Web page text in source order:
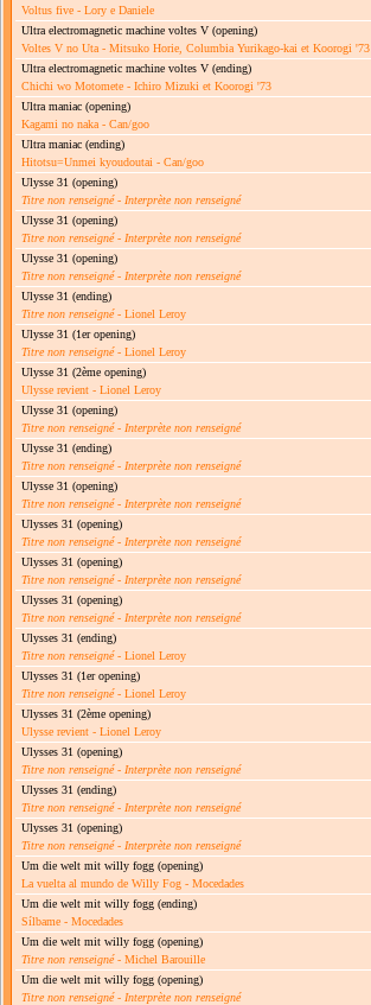
Voltus five - Lory e Daniele
Ultra electromagnetic machine voltes V (opening)
Voltes V no Uta - Mitsuko Horie, Columbia Yurikago-kai et Koorogi '73
Ultra electromagnetic machine voltes V (ending)
Chichi wo Motomete - Ichiro Mizuki et Koorogi '73
Ultra maniac (opening)
Kagami no naka - Can/goo
Ultra maniac (ending)
Hitotsu=Unmei kyoudoutai - Can/goo
Ulysse 31 (opening)
Titre non renseigné- Interprète non renseigné
Ulysse 31 (opening)
Titre non renseigné- Interprète non renseigné
Ulysse 31 (opening)
Titre non renseigné- Interprète non renseigné
Ulysse 31 (ending)
Titre non renseigné- Lionel Leroy
Ulysse 31 (1er opening)
Titre non renseigné- Lionel Leroy
Ulysse 31 (2ème opening)
Ulysse revient - Lionel Leroy
Ulysse 31 (opening)
Titre non renseigné- Interprète non renseigné
Ulysse 31 (ending)
Titre non renseigné- Interprète non renseigné
Ulysse 31 (opening)
Titre non renseigné- Interprète non renseigné
Ulysses 31 (opening)
Titre non renseigné- Interprète non renseigné
Ulysses 31 (opening)
Titre non renseigné- Interprète non renseigné
Ulysses 31 (opening)
Titre non renseigné- Interprète non renseigné
Ulysses 31 (ending)
Titre non renseigné- Lionel Leroy
Ulysses 31 (1er opening)
Titre non renseigné- Lionel Leroy
Ulysses 31 (2ème opening)
Ulysse revient - Lionel Leroy
Ulysses 31 (opening)
Titre non renseigné- Interprète non renseigné
Ulysses 31 (ending)
Titre non renseigné- Interprète non renseigné
Ulysses 31 (opening)
Titre non renseigné- Interprète non renseigné
Um die welt mit willy fogg (opening)
La vuelta al mundo de Willy Fog - Mocedades
Um die welt mit willy fogg (ending)
Sílbame - Mocedades
Um die welt mit willy fogg (opening)
Titre non renseigné- Michel Barouille
Um die welt mit willy fogg (opening)
Titre non renseigné- Interprète non renseigné